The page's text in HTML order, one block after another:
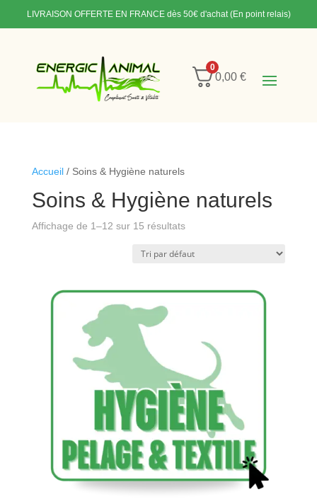
LIVRAISON OFFERTE EN FRANCE dès 50€ d'achat (En point relais)
0
0,00€
Accueil/ Soins & Hygiène naturels
Soins & Hygiène naturels
Affichage de 1–12 sur 15 résultats